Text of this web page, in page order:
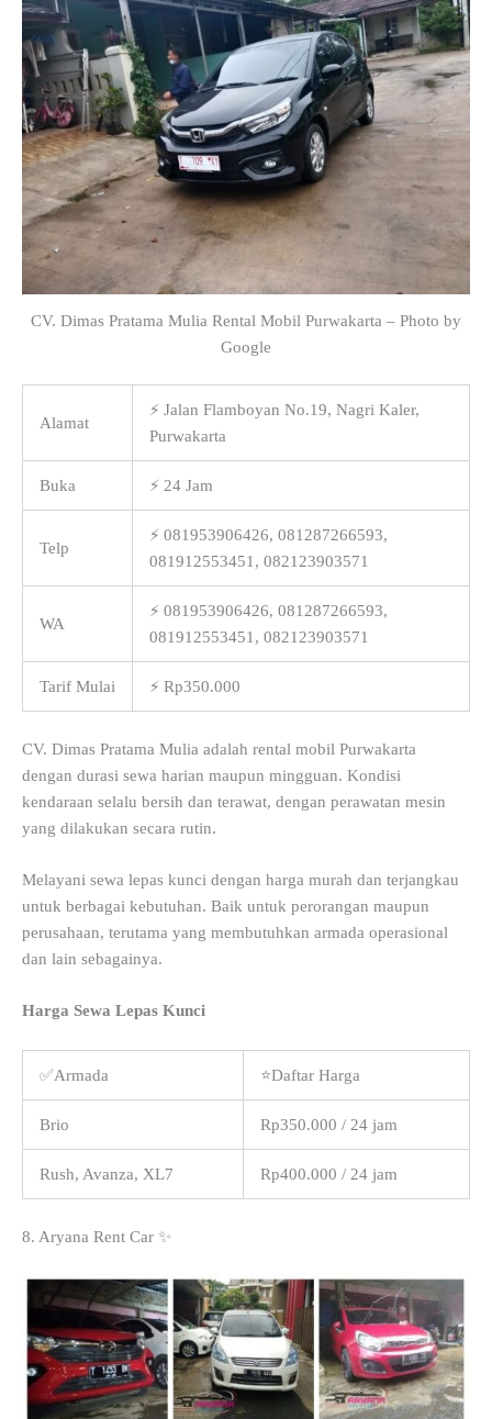
CV. Dimas Pratama Mulia Rental Mobil Purwakarta – Photo by
Google
Alamat
⚡ Jalan Flamboyan No.19, Nagri Kaler,
Purwakarta
Buka ⚡ 24 Jam
Telp
⚡ 081953906426, 081287266593,
081912553451, 082123903571
WA
⚡ 081953906426, 081287266593,
081912553451, 082123903571
Tarif Mulai ⚡ Rp350.000
CV. Dimas Pratama Mulia adalah rental mobil Purwakarta
dengan durasi sewa harian maupun mingguan. Kondisi
kendaraan selalu bersih dan terawat, dengan perawatan mesin
yang dilakukan secara rutin.
Melayani sewa lepas kunci dengan harga murah dan terjangkau
untuk berbagai kebutuhan. Baik untuk perorangan maupun
perusahaan, terutama yang membutuhkan armada operasional
dan lain sebagainya.
Harga Sewa Lepas Kunci
✅Armada ⭐Daftar Harga
Brio Rp350.000 / 24 jam
Rush, Avanza, XL7 Rp400.000 / 24 jam
8. Aryana Rent Car ✨